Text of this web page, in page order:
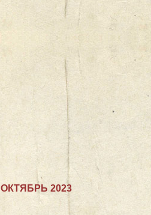
ОКТЯБРЬ 2023